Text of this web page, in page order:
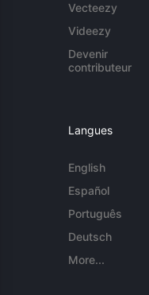
Vecteezy
Videezy
Devenir
contributeur
Langues
English
Español
Português
Deutsch
More...